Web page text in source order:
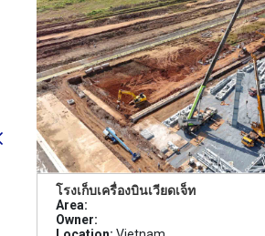
โรงเก็บเครื่องบินเวียดเจ็ท
Area:
Owner: